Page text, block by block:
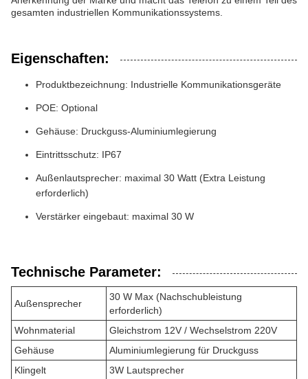
gesamten industriellen Kommunikationssystems.
Eigenschaften:
Produktbezeichnung: Industrielle Kommunikationsgeräte
POE: Optional
Gehäuse: Druckguss-Aluminiumlegierung
Eintrittsschutz: IP67
Außenlautsprecher: maximal 30 Watt (Extra Leistung
erforderlich)
Verstärker eingebaut: maximal 30 W
Technische Parameter:
Außensprecher
30 W Max (Nachschubleistung
erforderlich)
Wohnmaterial
Gleichstrom 12V / Wechselstrom 220V
Gehäuse
Aluminiumlegierung für Druckguss
Klingelt
3W Lautsprecher